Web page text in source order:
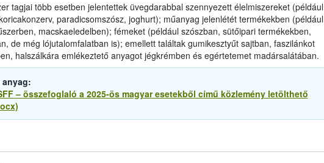
tagjai több esetben jelentettek üvegdarabbal szennyezett élelmiszereket (például
paradicsomszósz, joghurt); műanyag jelenlétét termékekben (például
macskaeledelben); fémeket (például szószban, sütőipari termékekben,
de még lójutalomfalatban is); emellett találtak gumikesztyűt sajtban, faszilánkot
halszálkára emlékeztető anyagot jégkrémben és egértetemet madársalátában.
– összefoglaló a 2025-ös magyar esetekből című közlemény letölthető